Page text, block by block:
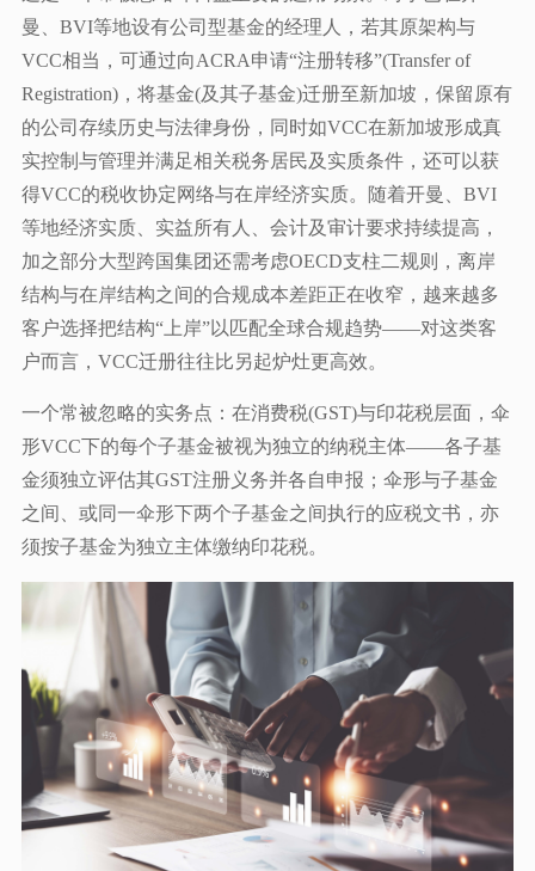
曼、BVI等地设有公司型基金的经理人，若其原架构与
VCC相当，可通过向ACRA申请“注册转移”(Transfer of
Registration)，将基金(及其子基金)迁册至新加坡，保留原有
的公司存续历史与法律身份，同时如VCC在新加坡形成真
实控制与管理并满足相关税务居民及实质条件，还可以获
得VCC的税收协定网络与在岸经济实质。随着开曼、BVI
等地经济实质、实益所有人、会计及审计要求持续提高，
加之部分大型跨国集团还需考虑OECD支柱二规则，离岸
结构与在岸结构之间的合规成本差距正在收窄，越来越多
客户选择把结构“上岸”以匹配全球合规趋势——对这类客
户而言，VCC迁册往往比另起炉灶更高效。
一个常被忽略的实务点：在消费税(GST)与印花税层面，伞
形VCC下的每个子基金被视为独立的纳税主体——各子基
金须独立评估其GST注册义务并各自申报；伞形与子基金
之间、或同一伞形下两个子基金之间执行的应税文书，亦
须按子基金为独立主体缴纳印花税。